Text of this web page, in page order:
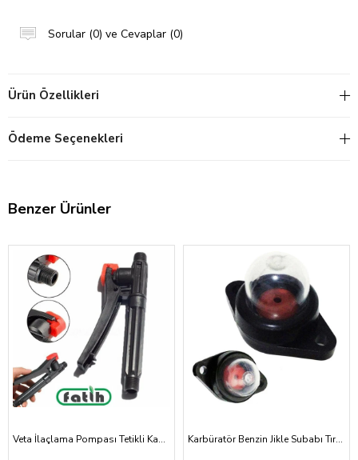
Sorular (0) ve Cevaplar (0)
Ürün Özellikleri
Ödeme Seçenekleri
Benzer Ürünler
Veta İlaçlama Pompası Tetikli Kabze Akülü, Mekanik 16A, 16T Karbüratör Benzin Jikle Subabı Tırpan ve Testere Vidalı Tip